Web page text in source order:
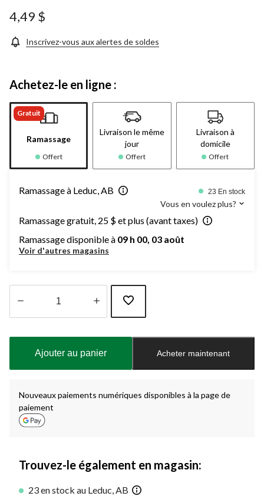
même
page.
4,49 $
Inscrivez-vous aux alertes de soldes
Achetez-le en ligne :
Gratuit
Ramassage
Offert
Livraison le même
jour
Offert
Livraison à
domicile
Offert
Ramassage à Leduc, AB 23 En stock
Vous en voulez plus?
Ramassage gratuit, 25 $ et plus (avant taxes)
Ramassage disponible à 09 h 00, 03 août
Voir d'autres magasins
à
Ajouter au panier Acheter maintenant
Nouveaux paiements numériques disponibles à la page de
paiement
Trouvez-le également en magasin:
23 en stock au Leduc, AB